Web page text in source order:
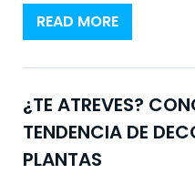
READ MORE
¿TE ATREVES?
TENDENCIA DE
PLANTAS